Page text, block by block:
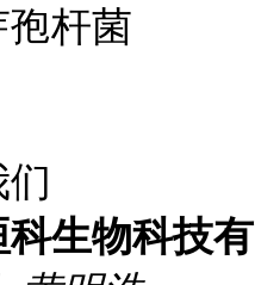
杆菌
生物科技